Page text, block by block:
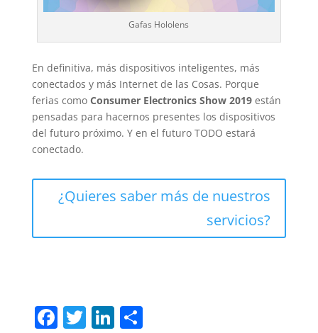
Gafas Hololens
En definitiva, más dispositivos inteligentes, más
conectados y más Internet de las Cosas. Porque
ferias como Consumer Electronics Show 2019 están
pensadas para hacernos presentes los dispositivos
del futuro próximo. Y en el futuro TODO estará
conectado.
¿Quieres saber más de nuestros
servicios?
F T Li C